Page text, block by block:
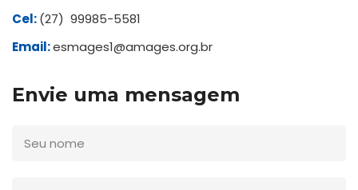
Cel:(27) 99985-5581
Email:esmages1@amages.org.br
Envie uma mensagem